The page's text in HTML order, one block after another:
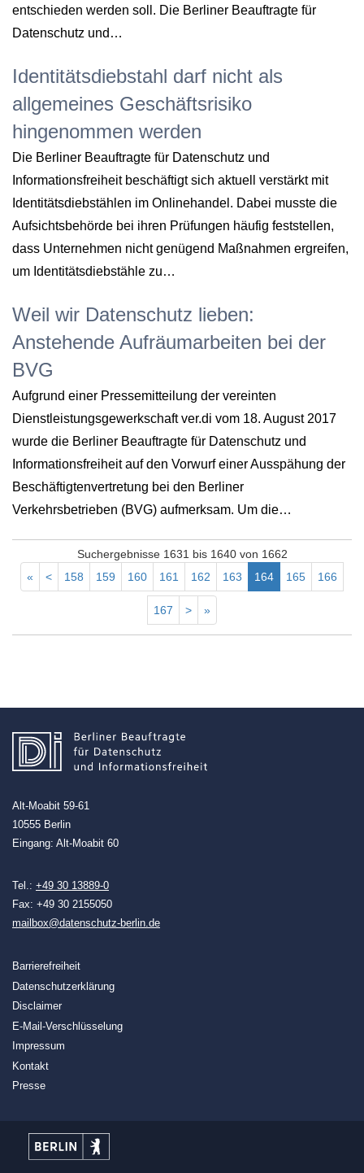
entschieden werden soll. Die Berliner Beauftragte für
Datenschutz und…
Identitätsdiebstahl darf nicht als
allgemeines Geschäftsrisiko
hingenommen werden
Die Berliner Beauftragte für Datenschutz und
Informationsfreiheit beschäftigt sich aktuell verstärkt mit
Identitätsdiebstählen im Onlinehandel. Dabei musste die
Aufsichtsbehörde bei ihren Prüfungen häufig feststellen,
dass Unternehmen nicht genügend Maßnahmen ergreifen,
um Identitätsdiebstähle zu…
Weil wir Datenschutz lieben:
Anstehende Aufräumarbeiten bei der
BVG
Aufgrund einer Pressemitteilung der vereinten
Dienstleistungsgewerkschaft ver.di vom 18. August 2017
wurde die Berliner Beauftragte für Datenschutz und
Informationsfreiheit auf den Vorwurf einer Ausspähung der
Beschäftigtenvertretung bei den Berliner
Verkehrsbetrieben (BVG) aufmerksam. Um die…
Suchergebnisse 1631 bis 1640 von 1662
«
< 158 159 160 161 162 163 164 165 166
167 > »
Alt-Moabit 59-61
10555 Berlin
Eingang: Alt-Moabit 60
Tel.: +49 30 13889-0
Fax: +49 30 2155050
mailbox@datenschutz-berlin.de
Barrierefreiheit
Datenschutzerklärung
Disclaimer
E-Mail-Verschlüsselung
Impressum
Kontakt
Presse